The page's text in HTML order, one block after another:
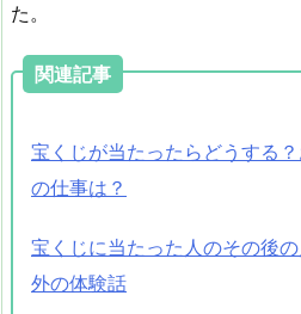
た。
関連記事
宝くじが当たったらどうする
の仕事は？
宝くじに当たった人のその後
外の体験話